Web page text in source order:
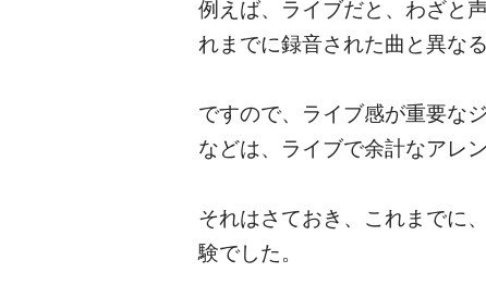
例えば、ライブだと、わざと
れまでに録音された曲と異な
ですので、ライブ感が重要な
などは、ライブで余計なアレ
それはさておき、これまでに
験でした。